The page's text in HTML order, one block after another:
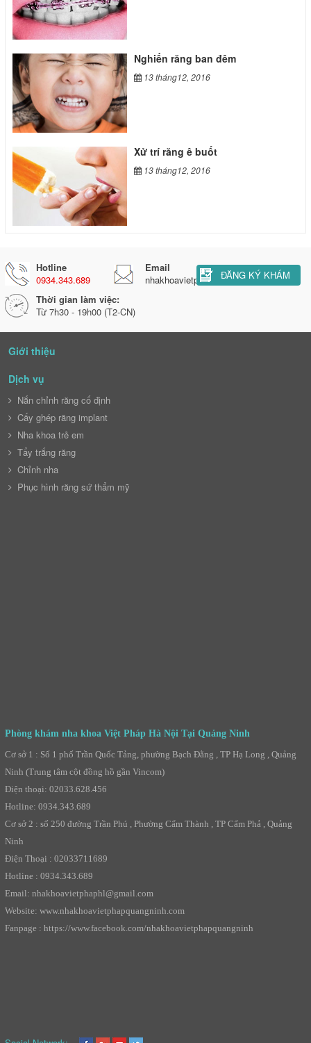
Nghiến răng ban đêm
13 tháng12, 2016
Xử trí răng ê buốt
13 tháng12, 2016
Hotline
0934.343.689
Email
nhakhoavietphaphl@gmail.com
Thời gian làm việc:
Từ 7h30 - 19h00 (T2-CN)
ĐĂNG KÝ KHÁM
Giới thiệu
Dịch vụ
Nắn chỉnh răng cố định
Cấy ghép răng implant
Nha khoa trẻ em
Tẩy trắng răng
Chỉnh nha
Phục hình răng sứ thẩm mỹ
Phòng khám nha khoa Việt Pháp Hà Nội Tại Quảng Ninh
Cơ sở 1 : Số 1 phố Trần Quốc Tảng, phường Bạch Đằng , TP Hạ Long , Quảng
Ninh (Trung tâm cột đồng hồ gần Vincom)
Điện thoại: 02033.628.456
Hotline: 0934.343.689
Cơ sở 2 : số 250 đường Trần Phú , Phường Cẩm Thành , TP Cẩm Phả , Quảng
Ninh
Điện Thoại : 02033711689
Hotline : 0934.343.689
Email: nhakhoavietphaphl@gmail.com
Website: www.nhakhoavietphapquangninh.com
Fanpage : https://www.facebook.com/nhakhoavietphapquangninh